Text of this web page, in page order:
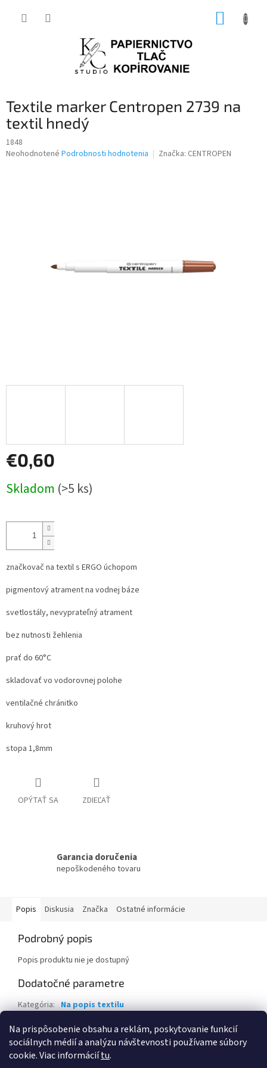
Na prispôsobenie obsahu a reklám, poskytovanie funkcií
sociálnych médií a analýzu návštevnosti používame súbory
cookie. Viac informáciítu.
Textile marker Centropen 2739 na
textil hnedý
1848
Priemerné
Neohodnotené Podrobnosti hodnotenia Značka: CENTROPEN
€0,60
cena:
Skladom (>5 ks)
značkovač na textil s ERGO úchopom
pigmentový atrament na vodnej báze
svetlostály, nevyprateľný atrament
bez nutnosti žehlenia
prať do 60°C
skladovať vo vodorovnej polohe
ventilačné chránitko
kruhový hrot
stopa 1,8mm
OPÝTAŤ SA ZDIEĽAŤ
Garancia doručenia
nepoškodeného tovaru
Popis Diskusia Značka Ostatné informácie
Podrobný popis
Popis produktu nie je dostupný
Dodatočné parametre
Kategória: Na popis textilu